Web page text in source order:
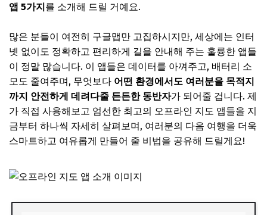
앱 5가지를 소개해 드릴 거예요.
많은 분들이 여전히 구글맵만 고집하시지만, 세상에는 인터
넷 없이도 정확하고 편리하게 길을 안내해 주는 훌륭한 앱들
이 정말 많습니다. 이 앱들은 데이터를 아껴주고, 배터리 소
모도 줄여주며, 무엇보다 어떤 환경에서도 여러분을 목적지
까지 안전하게 데려다줄 든든한 동반자가 되어줄 겁니다. 제
가 직접 사용해보고 엄선한 최고의 오프라인 지도 앱들을 지
금부터 하나씩 자세히 살펴보며, 여러분의 다음 여행을 더욱
스마트하고 여유롭게 만들어 줄 비법을 공유해 드릴게요!